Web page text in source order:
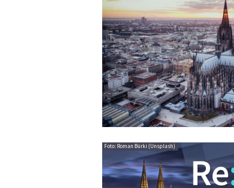
Foto: Roman Bürki (Unsplash)